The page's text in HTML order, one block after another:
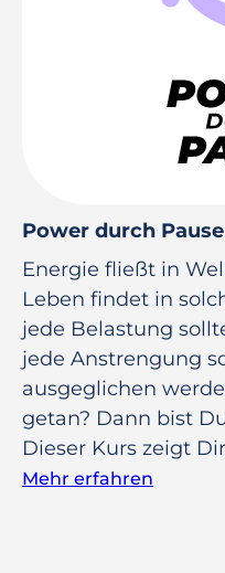
Power durch Pause
Energie fließt in
Leben findet in
jede Belastung
jede Anstrengung
ausgeglichen
getan? Dann bist
Dieser Kurs zeigt
Mehr erfahren